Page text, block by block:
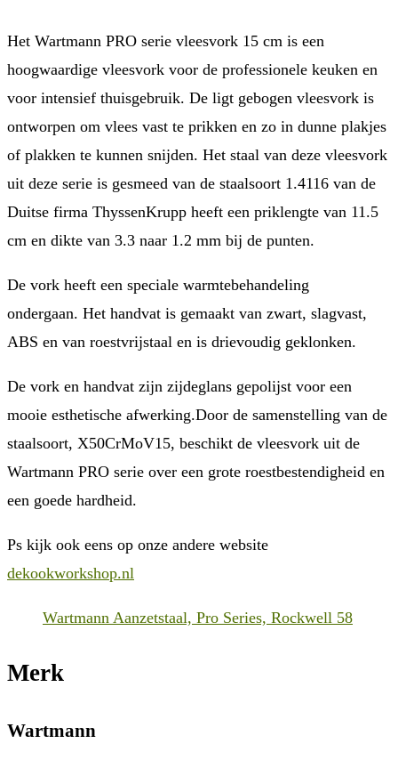
Het Wartmann PRO serie vleesvork 15 cm is een
hoogwaardige vleesvork voor de professionele keuken en
voor intensief thuisgebruik. De ligt gebogen vleesvork is
ontworpen om vlees vast te prikken en zo in dunne plakjes
of plakken te kunnen snijden. Het staal van deze vleesvork
uit deze serie is gesmeed van de staalsoort 1.4116 van de
Duitse firma ThyssenKrupp heeft een priklengte van 11.5
cm en dikte van 3.3 naar 1.2 mm bij de punten.
De vork heeft een speciale warmtebehandeling
ondergaan. Het handvat is gemaakt van zwart, slagvast,
ABS en van roestvrijstaal en is drievoudig geklonken.
De vork en handvat zijn zijdeglans gepolijst voor een
mooie esthetische afwerking.Door de samenstelling van de
staalsoort, X50CrMoV15, beschikt de vleesvork uit de
Wartmann PRO serie over een grote roestbestendigheid en
een goede hardheid.
Ps kijk ook eens op onze andere website
dekookworkshop.nl
Wartmann Aanzetstaal, Pro Series, Rockwell 58
Merk
Wartmann